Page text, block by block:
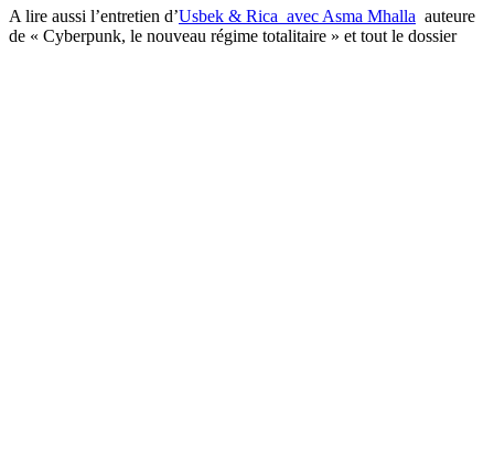
A lire aussi l’entretien d’Usbek & Rica avec Asma Mhalla auteure
de « Cyberpunk, le nouveau régime totalitaire » et tout le dossier